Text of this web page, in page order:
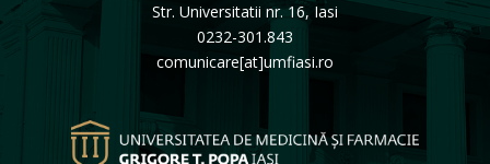
Str. Universitatii nr. 16, Iasi
0232-301.843
comunicare[at]umfiasi.ro